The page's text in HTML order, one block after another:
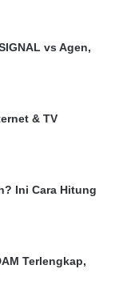
vs Agen,
& TV
Ini Cara Hitung
Terlengkap,